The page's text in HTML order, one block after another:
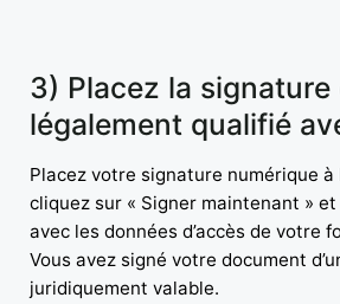
3) Placez la
légalement qualifié
Placez votre signature numérique à
cliquez sur « Signer maintenant »
avec les données d’accès de votre
Vous avez signé votre document
juridiquement valable.